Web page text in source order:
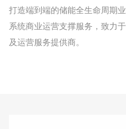
打造端到端的储能全生命周期
系统商业运营支撑服务 ， 致力
及运营服务提供商。